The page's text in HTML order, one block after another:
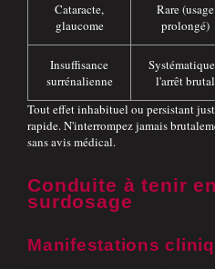
Cataracte,
glaucome
Rare (usage
prolongé)
Insuffisance
surrénalienne
l'arrêt brutal
Tout effet inhabituel ou persistant
rapide. N'interrompez jamais
sans avis médical.
Conduite à tenir
surdosage
Manifestations